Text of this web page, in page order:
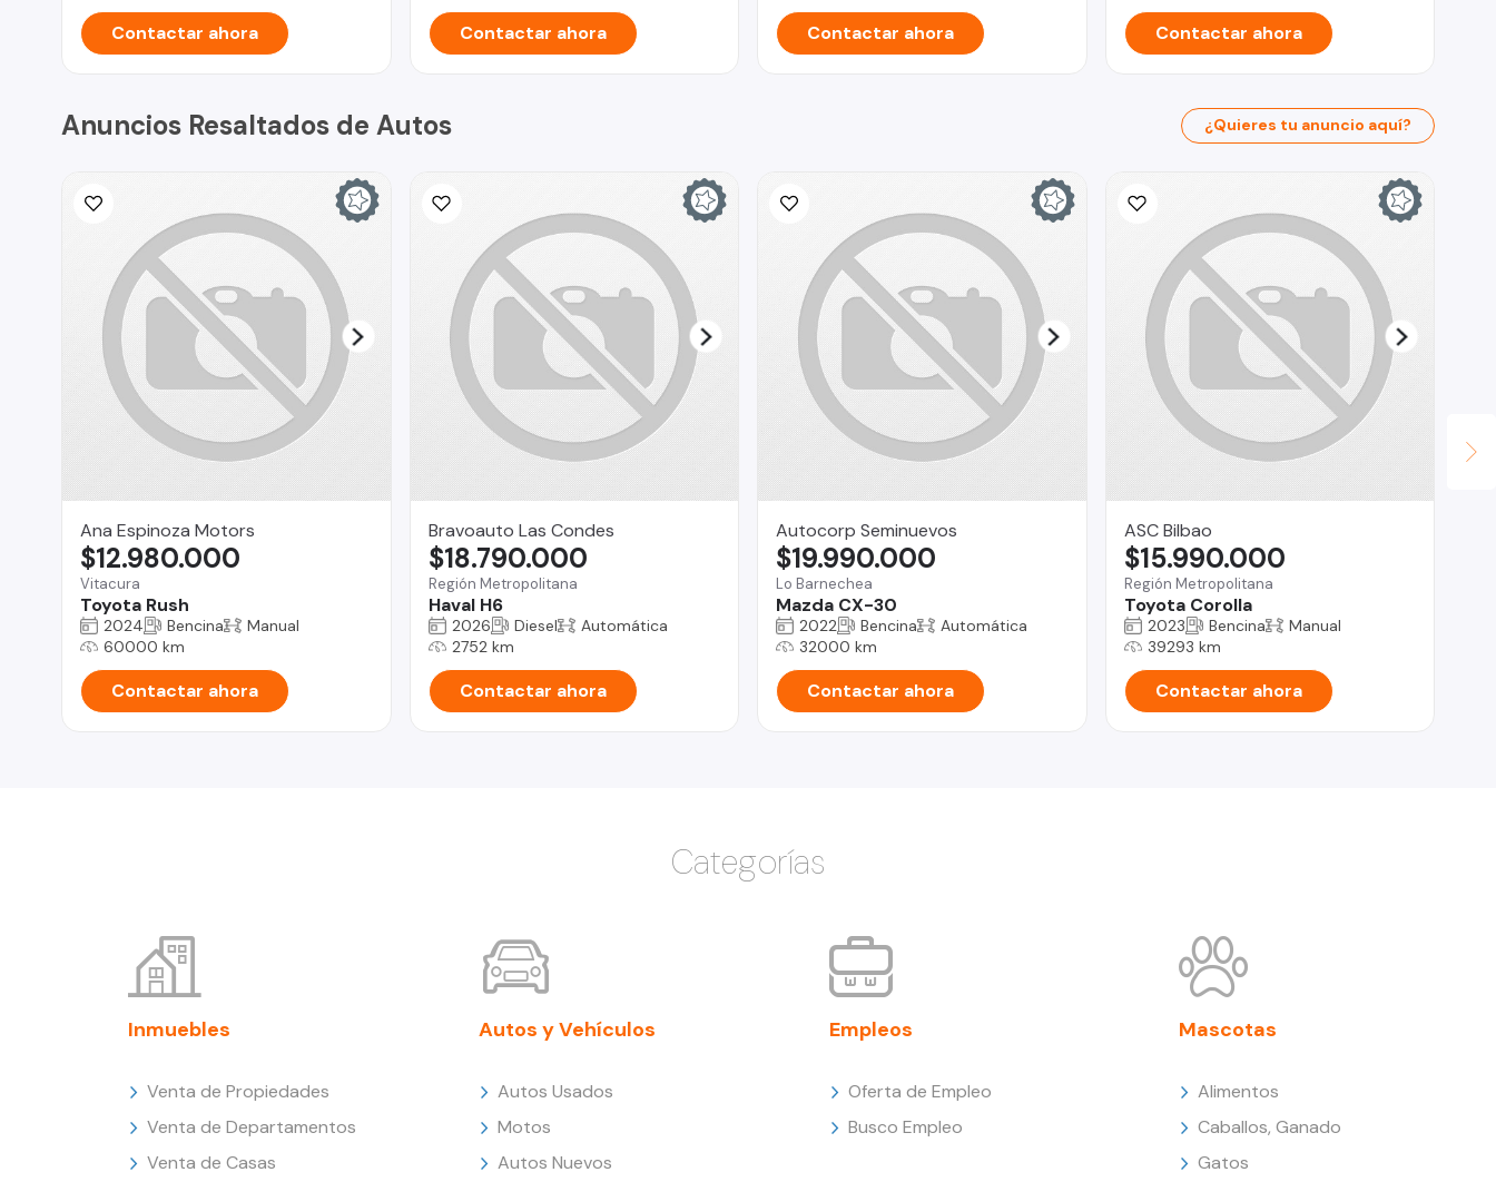
Contactar ahora Contactar ahora Contactar ahora Contactar ahora
Anuncios Resaltados de Autos ¿Quieres tu anuncio aquí?
Ana Espinoza Motors
Vitacura
Toyota Rush
$12.980.000
2024 Bencina
Manual
60000 km
Contactar ahora
Bravoauto Las Condes
Región Metropolitana
Haval H6
$18.790.000
2026 Diesel
Automática
2752 km
Contactar ahora
Autocorp Seminuevos
Lo Barnechea
Mazda CX-30
$19.990.000
2022 Bencina
Automática
32000 km
Contactar ahora
ASC Bilbao
Región Metropolitana
Toyota Corolla
$15.990.000
2023 Bencina
Manual
39293 km
Contactar ahora
Categorías
Inmuebles
Venta de Propiedades
Venta de Departamentos
Venta de Casas
Autos y Vehículos
Autos Usados
Motos
Autos Nuevos
Empleos
Oferta de Empleo
Busco Empleo
Mascotas
Alimentos
Caballos, Ganado
Gatos